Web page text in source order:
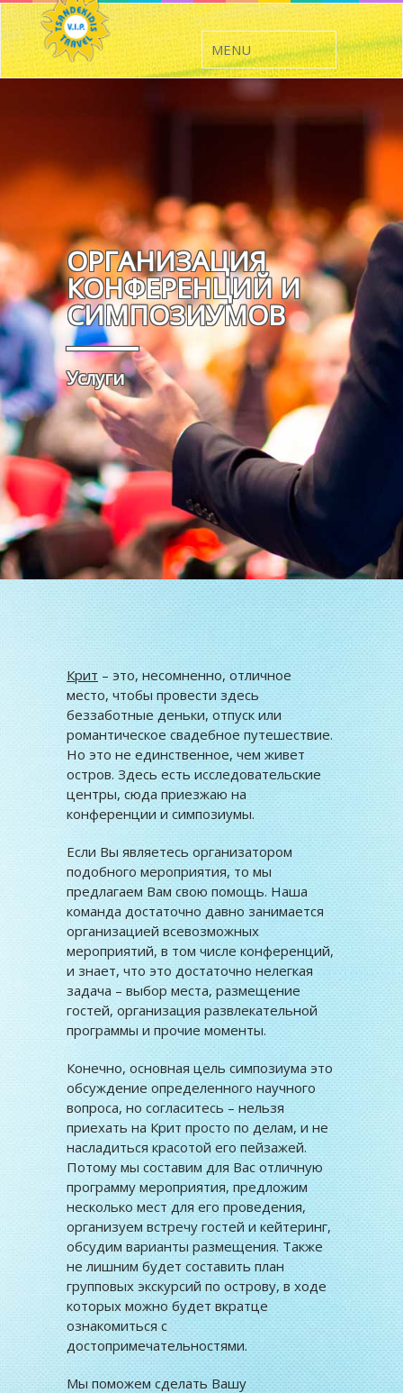
ОРГАНИЗАЦИЯ
КОНФЕРЕНЦИЙ И
СИМПОЗИУМОВ
Услуги
Крит – это, несомненно, отличное
место, чтобы провести здесь
беззаботные деньки, отпуск или
романтическое свадебное путешествие.
Но это не единственное, чем живет
остров. Здесь есть исследовательские
центры, сюда приезжаю на
конференции и симпозиумы.
Если Вы являетесь организатором
подобного мероприятия, то мы
предлагаем Вам свою помощь. Наша
команда достаточно давно занимается
организацией всевозможных
мероприятий, в том числе конференций,
и знает, что это достаточно нелегкая
задача – выбор места, размещение
гостей, организация развлекательной
программы и прочие моменты.
Конечно, основная цель симпозиума это
обсуждение определенного научного
вопроса, но согласитесь – нельзя
приехать на Крит просто по делам, и не
насладиться красотой его пейзажей.
Потому мы составим для Вас отличную
программу мероприятия, предложим
несколько мест для его проведения,
организуем встречу гостей и кейтеринг,
обсудим варианты размещения. Также
не лишним будет составить план
групповых экскурсий по острову, в ходе
которых можно будет вкратце
ознакомиться с
достопримечательностями.
Мы поможем сделать Вашу